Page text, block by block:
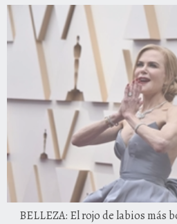
BELLEZA: El rojo de labios más